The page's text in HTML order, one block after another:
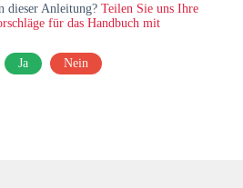
dieser Anleitung?Teilen Sie uns Ihre
für das Handbuch mit
Ja Nein